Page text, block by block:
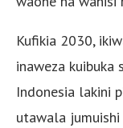
Kufikia 2030,
inaweza kuibuka
Indonesia lakini
utawala